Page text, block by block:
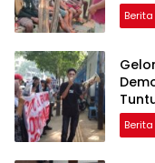
Berita
Berita